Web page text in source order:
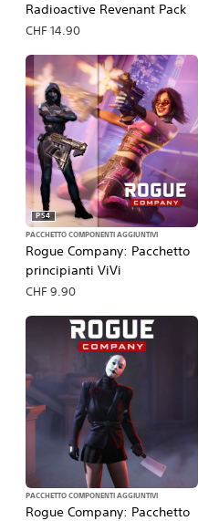
Radioactive Revenant Pack
CHF 14.90
Rogue Company: Pacchetto
principianti ViVi
PS4
PACCHETTO COMPONENTI AGGIUNTIVI
CHF 9.90
Rogue Company: Pacchetto
PACCHETTO COMPONENTI AGGIUNTIVI